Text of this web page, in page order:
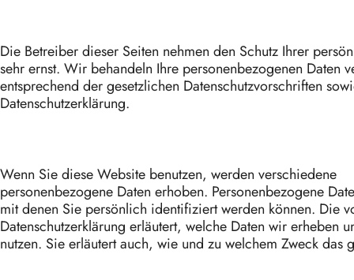
Die Betreiber dieser Seiten nehmen den Schutz Ihrer
sehr ernst. Wir behandeln Ihre personenbezogenen Daten
entsprechend der gesetzlichen Datenschutzvorschriften
Datenschutzerklärung.
Wenn Sie diese Website benutzen, werden verschiedene
personenbezogene Daten erhoben. Personenbezogene
mit denen Sie persönlich identifiziert werden können. Die
Datenschutzerklärung erläutert, welche Daten wir erheben
nutzen. Sie erläutert auch, wie und zu welchem Zweck das